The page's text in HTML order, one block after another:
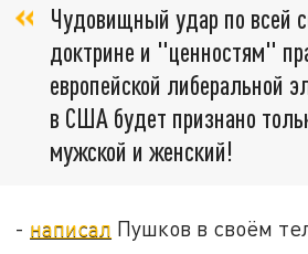
Чудовищный удар по всей
доктрине и "ценностям"
европейской либеральной
в США будет признано
мужской и женский!
- написал Пушков в своём